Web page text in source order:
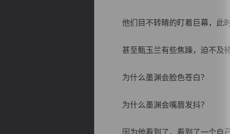
他们目不转睛的盯着巨幕，此时
甚至甄玉兰有些焦躁，迫不及待
为什么墨渊会脸色苍白？
为什么墨渊会嘴唇发抖？
因为他看到了，看到了一个自己